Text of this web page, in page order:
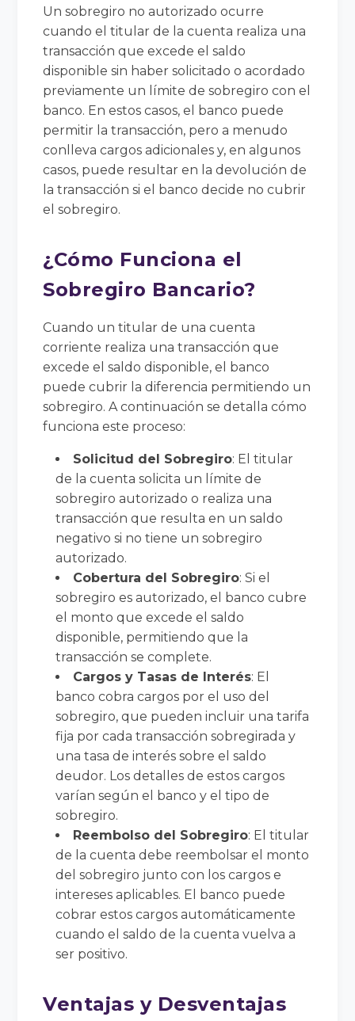
Un sobregiro no autorizado ocurre
cuando el titular de la cuenta realiza una
transacción que excede el saldo
disponible sin haber solicitado o acordado
previamente un límite de sobregiro con el
banco. En estos casos, el banco puede
permitir la transacción, pero a menudo
conlleva cargos adicionales y, en algunos
casos, puede resultar en la devolución de
la transacción si el banco decide no cubrir
el sobregiro.
¿Cómo Funciona el
Sobregiro Bancario?
Cuando un titular de una cuenta
corriente realiza una transacción que
excede el saldo disponible, el banco
puede cubrir la diferencia permitiendo un
sobregiro. A continuación se detalla cómo
funciona este proceso:
Solicitud del Sobregiro: El titular
de la cuenta solicita un límite de
sobregiro autorizado o realiza una
transacción que resulta en un saldo
negativo si no tiene un sobregiro
autorizado.
Cobertura del Sobregiro: Si el
sobregiro es autorizado, el banco cubre
el monto que excede el saldo
disponible, permitiendo que la
transacción se complete.
Cargos y Tasas de Interés: El
banco cobra cargos por el uso del
sobregiro, que pueden incluir una tarifa
fija por cada transacción sobregirada y
una tasa de interés sobre el saldo
deudor. Los detalles de estos cargos
varían según el banco y el tipo de
sobregiro.
Reembolso del Sobregiro: El titular
de la cuenta debe reembolsar el monto
del sobregiro junto con los cargos e
intereses aplicables. El banco puede
cobrar estos cargos automáticamente
cuando el saldo de la cuenta vuelva a
ser positivo.
Ventajas y Desventajas